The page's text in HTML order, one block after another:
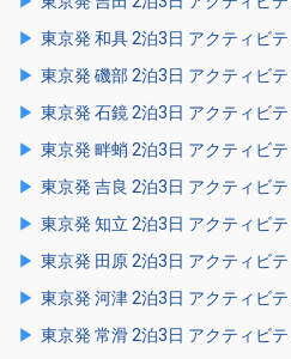
東京発 和具 2泊3日 アクティビテ
東京発 磯部 2泊3日 アクティビテ
東京発 石鏡 2泊3日 アクティビテ
東京発 畔蛸 2泊3日 アクティビテ
東京発 吉良 2泊3日 アクティビテ
東京発 知立 2泊3日 アクティビテ
東京発 田原 2泊3日 アクティビテ
東京発 河津 2泊3日 アクティビテ
東京発 常滑 2泊3日 アクティビテ